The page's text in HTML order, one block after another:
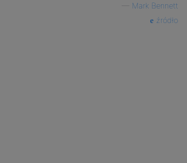
Mark Bennett
źródło